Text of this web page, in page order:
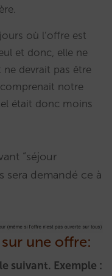
où l’offre est
et donc, elle ne
devrait pas être
comprenait notre
était donc moins
“séjour
sera demandé ce à
une offre:
suivant. Exemple :